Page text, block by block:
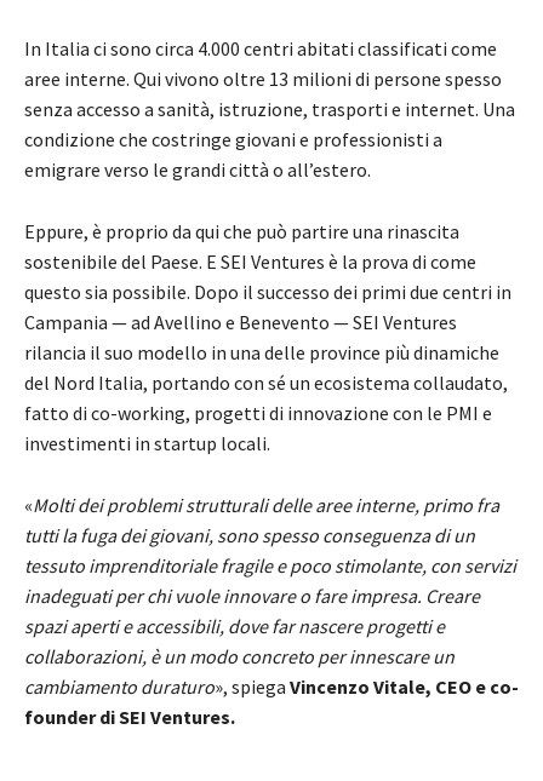
In Italia ci sono circa 4.000 centri abitati classificati come
aree interne. Qui vivono oltre 13 milioni di persone spesso
senza accesso a sanità, istruzione, trasporti e internet. Una
condizione che costringe giovani e professionisti a
emigrare verso le grandi città o all’estero.
Eppure, è proprio da qui che può partire una rinascita
sostenibile del Paese. E SEI Ventures è la prova di come
questo sia possibile. Dopo il successo dei primi due centri in
Campania — ad Avellino e Benevento — SEI Ventures
rilancia il suo modello in una delle province più dinamiche
del Nord Italia, portando con sé un ecosistema collaudato,
fatto di co-working, progetti di innovazione con le PMI e
investimenti in startup locali.
«Molti dei problemi strutturali delle aree interne, primo fra
tutti la fuga dei giovani, sono spesso conseguenza di un
tessuto imprenditoriale fragile e poco stimolante, con servizi
inadeguati per chi vuole innovare o fare impresa. Creare
spazi aperti e accessibili, dove far nascere progetti e
collaborazioni, è un modo concreto per innescare un
cambiamento duraturo», spiega Vincenzo Vitale, CEO e co-
founder di SEI Ventures.